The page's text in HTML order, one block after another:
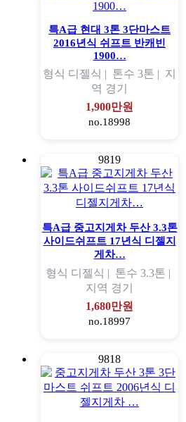
특A급 현대 3톤 3단마스트
2016년식 쉬프트 반캐빈
1900…
형식 디젤식 | 톤수 3톤 | 지
역 경기
1,900만원
no.18998
9819
특A급 중고지게차 두산 3.3톤
사이드쉬프트 17년식 디젤지
게차…
형식 디젤식 | 톤수 3.3톤 |
지역 경기
1,680만원
no.18997
9818